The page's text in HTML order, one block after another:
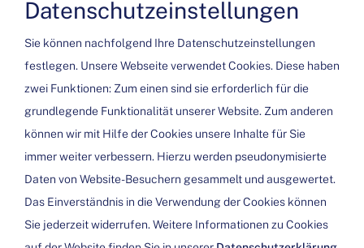
Bitte aktivieren Sie in den Cookie Einstellungen die Option
"Funktionalität" für die korrekte Map-Darstellung
Cookie Einstellungen
Datenschutzeinstellungen
Sie können nachfolgend Ihre Datenschutzeinstellungen
festlegen. Unsere Webseite verwendet Cookies. Diese haben
zwei Funktionen: Zum einen sind sie erforderlich für die
grundlegende Funktionalität unserer Website. Zum anderen
können wir mit Hilfe der Cookies unsere Inhalte für Sie
immer weiter verbessern. Hierzu werden pseudonymisierte
Daten von Website-Besuchern gesammelt und ausgewertet.
Das Einverständnis in die Verwendung der Cookies können
Sie jederzeit widerrufen. Weitere Informationen zu Cookies